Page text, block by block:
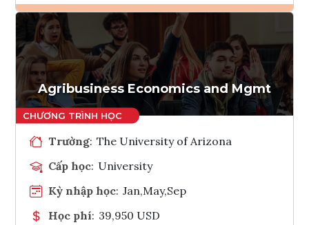
Ghi danh
Tham vấn Interlink
Agribusiness Economics and Mgmt
Trường: The University of Arizona
Cấp học: University
Kỳ nhập học: Jan,May,Sep
Học phí: 39,950 USD